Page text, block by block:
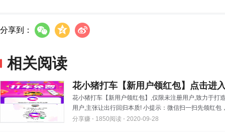
分享到：
相关阅读
花小猪打车【新用户领红包】点击进
花小猪打车【新用户领红包】,仅限未注册用户,致力于打
用户,主张让出行回归本质! 小提示：微信扫一扫先领红包
分享赚 ⋅ 1850阅读 ⋅ 2020-09-28